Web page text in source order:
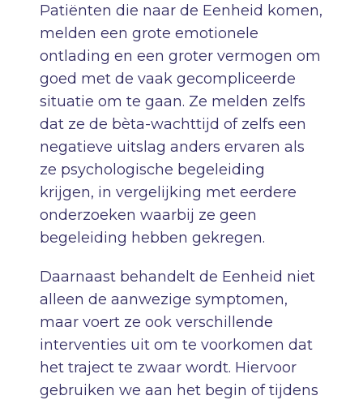
Patiënten die naar de Eenheid komen,
melden een grote emotionele
ontlading en een groter vermogen om
goed met de vaak gecompliceerde
situatie om te gaan. Ze melden zelfs
dat ze de bèta-wachttijd of zelfs een
negatieve uitslag anders ervaren als
ze psychologische begeleiding
krijgen, in vergelijking met eerdere
onderzoeken waarbij ze geen
begeleiding hebben gekregen.
Daarnaast behandelt de Eenheid niet
alleen de aanwezige symptomen,
maar voert ze ook verschillende
interventies uit om te voorkomen dat
het traject te zwaar wordt. Hiervoor
gebruiken we aan het begin of tijdens